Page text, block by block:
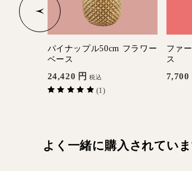
パイナップル50cm フラワー
ベース
24,420 円 税込
(1)
ファ
ス
7,700
よく一緒に購入されてい